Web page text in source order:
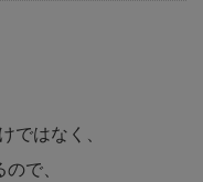
ではなく、
で、